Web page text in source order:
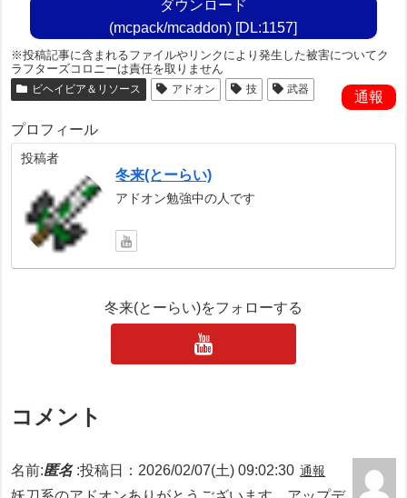
ダウンロード
(mcpack/mcaddon) [DL:1157]
※投稿記事に含まれるファイルやリンクにより発生した被害についてク
ラフターズコロニーは責任を取りません
通報
ビヘイビア＆リソース アドオン 技 武器
プロフィール
投稿者
冬来(とーらい)
アドオン勉強中の人です
冬来(とーらい)をフォローする
コメント
名前:匿名:投稿日：2026/02/07(土) 09:02:30 通報